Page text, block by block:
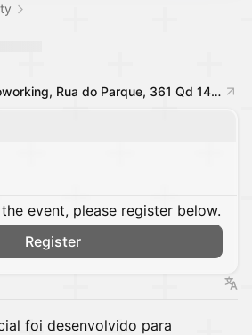
Hub Cerrado | Coworking, Rua do Parque, 361 Qd 145, Lt. Area3 - Jardim Atlântico, Goiânia - GO, 74343-245, Brasil, Goiânia, Brazil
event, please register below.
Register
foi desenvolvido para